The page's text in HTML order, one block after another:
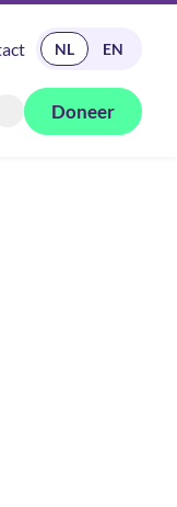
READ IN ENGLISH
NL EN
Zoeken openen
Doneer
verhoogd risico op